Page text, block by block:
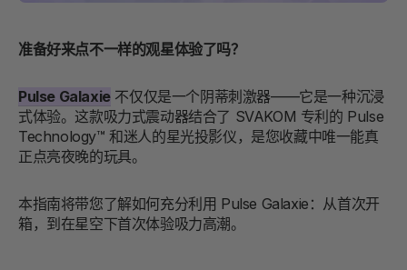
准备好来点不一样的观星体验了吗？
Pulse Galaxie不仅仅是一个阴蒂刺激器——它是一种沉浸
式体验。这款吸力式震动器结合了 SVAKOM 专利的 Pulse
Technology™ 和迷人的星光投影仪，是您收藏中唯一能真
正点亮夜晚的玩具。
本指南将带您了解如何充分利用 Pulse Galaxie：从首次开
箱，到在星空下首次体验吸力高潮。